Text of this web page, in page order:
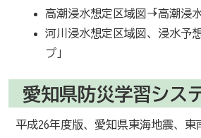
高潮浸水想定区域図→「高潮浸
河川浸水想定区域図、浸水予
プ」
愛知県防災学習シス
平成26年度版、愛知県東海地震、東